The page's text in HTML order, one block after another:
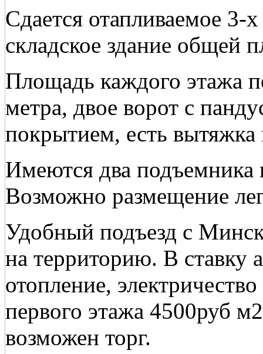
Сдается отапливаемое 3-
складское здание общей
Площадь каждого этажа
метра, двое ворот с
покрытием, есть
Имеются два подъемника
Возможно размещение
Удобный подъезд с
на территорию. В
отопление,
первого этажа 4500руб
возможен торг.